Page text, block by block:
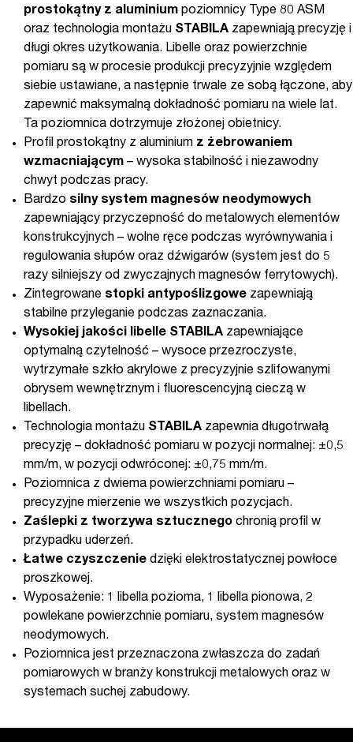
prostokątny z aluminium poziomnicy Type 80 ASM
oraz technologia montażu STABILA zapewniają precyzję i
długi okres użytkowania. Libelle oraz powierzchnie
pomiaru są w procesie produkcji precyzyjnie względem
siebie ustawiane, a następnie trwale ze sobą łączone, aby
zapewnić maksymalną dokładność pomiaru na wiele lat.
Ta poziomnica dotrzymuje złożonej obietnicy.
Profil prostokątny z aluminium z żebrowaniem
wzmacniającym – wysoka stabilność i niezawodny
chwyt podczas pracy.
Bardzo silny system magnesów neodymowych
zapewniający przyczepność do metalowych elementów
konstrukcyjnych – wolne ręce podczas wyrównywania i
regulowania słupów oraz dźwigarów (system jest do 5
razy silniejszy od zwyczajnych magnesów ferrytowych).
Zintegrowane stopki antypoślizgowe zapewniają
stabilne przyleganie podczas zaznaczania.
Wysokiej jakości libelle STABILA zapewniające
optymalną czytelność – wysoce przezroczyste,
wytrzymałe szkło akrylowe z precyzyjnie szlifowanymi
obrysem wewnętrznym i fluorescencyjną cieczą w
libellach.
Technologia montażu STABILA zapewnia długotrwałą
precyzję – dokładność pomiaru w pozycji normalnej: ±0,5
mm/m, w pozycji odwróconej: ±0,75 mm/m.
Poziomnica z dwiema powierzchniami pomiaru –
precyzyjne mierzenie we wszystkich pozycjach.
Zaślepki z tworzywa sztucznego chronią profil w
przypadku uderzeń.
Łatwe czyszczenie dzięki elektrostatycznej powłoce
proszkowej.
Wyposażenie: 1 libella pozioma, 1 libella pionowa, 2
powlekane powierzchnie pomiaru, system magnesów
neodymowych.
Poziomnica jest przeznaczona zwłaszcza do zadań
pomiarowych w branży konstrukcji metalowych oraz w
systemach suchej zabudowy.